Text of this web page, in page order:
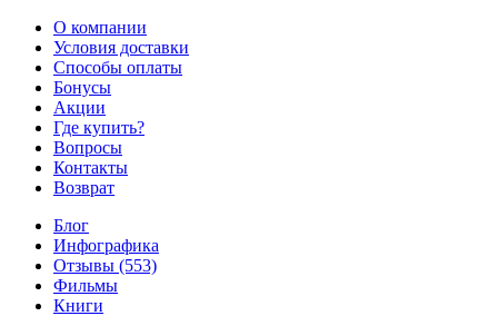
О компании
Условия доставки
Способы оплаты
Бонусы
Акции
Где купить?
Вопросы
Контакты
Возврат
Блог
Инфографика
Отзывы (553)
Фильмы
Книги